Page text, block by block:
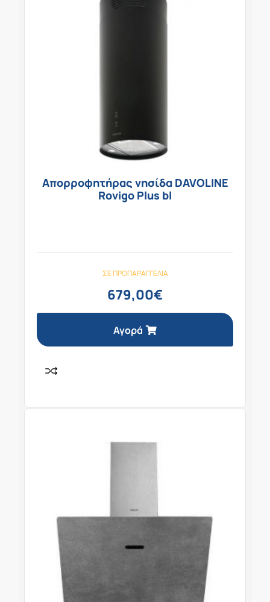
Απορροφητήρας νησίδα DAVOLINE
Rovigo Plus bl
ΣΕ ΠΡΟΠΑΡΑΓΓΕΛΊΑ
679,00€
Αγορά